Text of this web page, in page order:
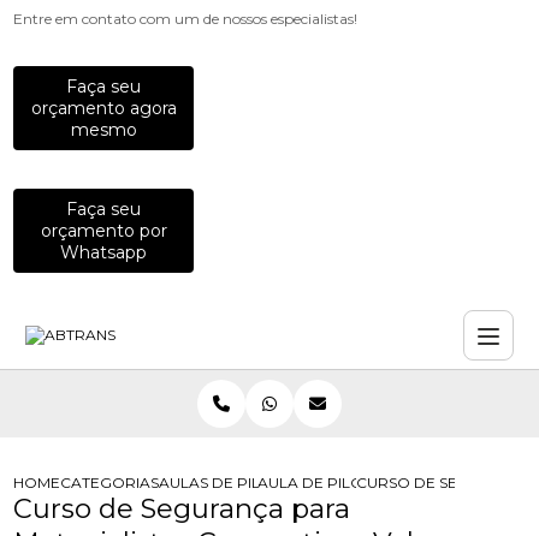
Entre em contato com um de nossos especialistas!
Faça seu
orçamento agora
mesmo
Faça seu
orçamento por
Whatsapp
HOMECATEGORIASAULAS DE PILOTAGEM PARA EMPRESAS
AULA DE PILOTAGEM DEFENSIVA
CURSO DE
Curso de Segurança para